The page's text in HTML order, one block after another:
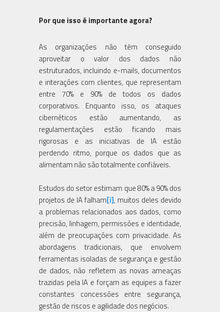
Por que isso é importante agora?
As organizações não têm conseguido
aproveitar o valor dos dados não
estruturados, incluindo e-mails, documentos
e interações com clientes, que representam
entre 70% e 90% de todos os dados
corporativos. Enquanto isso, os ataques
cibernéticos estão aumentando, as
regulamentações estão ficando mais
rigorosas e as iniciativas de IA estão
perdendo ritmo, porque os dados que as
alimentam não são totalmente confiáveis.
Estudos do setor estimam que 80% a 90% dos
projetos de IA falham[i], muitos deles devido
a problemas relacionados aos dados, como
precisão, linhagem, permissões e identidade,
além de preocupações com privacidade. As
abordagens tradicionais, que envolvem
ferramentas isoladas de segurança e gestão
de dados, não refletem as novas ameaças
trazidas pela IA e forçam as equipes a fazer
constantes concessões entre segurança,
gestão de riscos e agilidade dos negócios.